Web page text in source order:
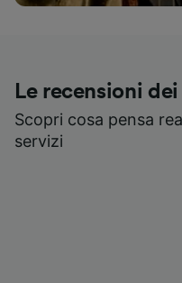
Le recensioni
Scopri cosa pensa
servizi